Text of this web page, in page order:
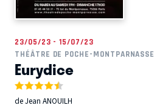
23/05/23 - 15/07/23
THÉÂTRE DE POCHE-MONTPARNASSE
Eurydice
de Jean ANOUILH